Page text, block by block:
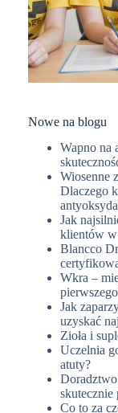
Nowe na blogu
Wapno na
Wiosenne
Dlaczego
Jak
klientów
Blancco
Wkra –
Jak
uzyskać
Zioła i
Uczelnia
atuty?
skutecznie
Co to za